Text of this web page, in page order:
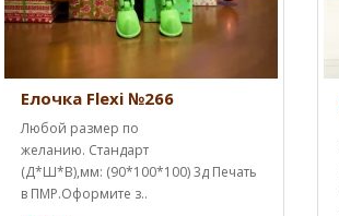
Елочка Flexi №266
Любой размер по
желанию. Стандарт
(Д*Ш*В),мм: (90*100*100) 3д Печать
в ПМР.Оформите з..